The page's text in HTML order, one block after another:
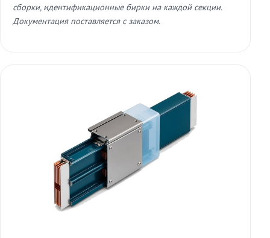
сборки, идентификационные бирки на каждой секции.
Документация поставляется с заказом.